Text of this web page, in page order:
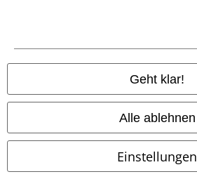
Geht klar!
Alle ablehnen
Einstellungen
EMP Gutscheine bestellen
EMP Backstage Club